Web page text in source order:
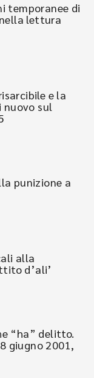
temporanee di
lettura
e la
nuovo sul
punizione a
alla
d’ali’
“ha” delitto.
giugno 2001,